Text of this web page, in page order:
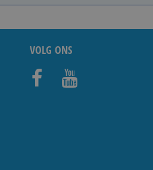
VOLG ONS